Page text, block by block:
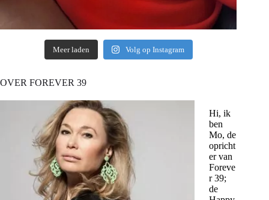
Meer laden Volg op Instagram
OVER FOREVER 39
Hi, ik
ben
Mo, de
opricht
er van
Foreve
r 39;
de